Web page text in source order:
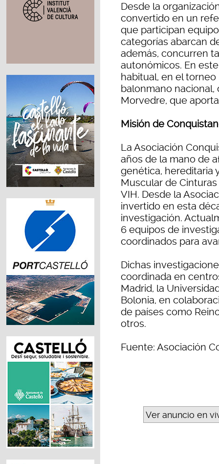
Desde la
convertido en un
que participan
categorías abarcan
además, concurren
autonómicos. En
habitual, en el
balonmano nacional,
Morvedre, que
Misión de
La Asociación
años de la mano de
genética, hereditaria
Muscular de
VIH. Desde la
invertido en esta
investigación.
6 equipos de
coordinados para
Dichas
coordinada en
Madrid, la
Bolonia, en
de países como
otros.
Fuente: Asociación
Ver anuncio en